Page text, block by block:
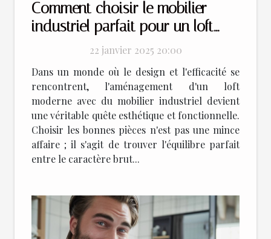
Comment choisir le mobilier
industriel parfait pour un loft
22 janvier 2025 20:00
Dans un monde où le design et l'efficacité se
rencontrent, l'aménagement d'un loft
moderne avec du mobilier industriel devient
une véritable quête esthétique et fonctionnelle.
Choisir les bonnes pièces n'est pas une mince
affaire ; il s'agit de trouver l'équilibre parfait
entre le caractère brut...